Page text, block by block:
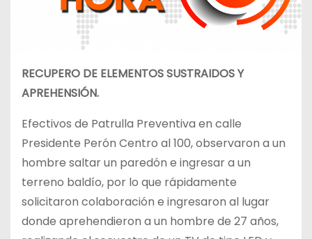
RECUPERO DE ELEMENTOS SUSTRAIDOS Y
APREHENSIÓN.
Efectivos de Patrulla Preventiva en calle
Presidente Perón Centro al 100, observaron a un
hombre saltar un paredón e ingresar a un
terreno baldío, por lo que rápidamente
solicitaron colaboración e ingresaron al lugar
donde aprehendieron a un hombre de 27 años,